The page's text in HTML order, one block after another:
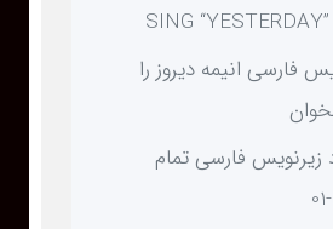
SING
فارسی انیمه دیروز را
زیرنویس فارسی تمام